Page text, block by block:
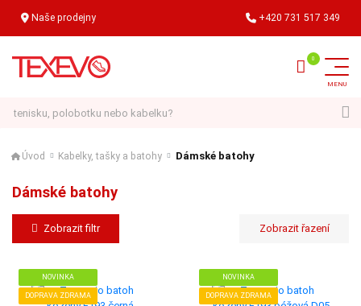
Naše prodejny +420 731 517 349
Úvod Kabelky, tašky a batohy Dámské batohy
Dámské batohy
Zobrazit filtr
NOVINKA
DOPRAVA ZDRAMA
NOVINKA
DOPRAVA ZDRAMA